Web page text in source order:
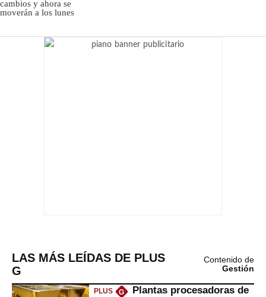
LAS MÁS LEÍDAS DE PLUS
G
Contenido de
Gestión
PLUS G
Plantas procesadoras de